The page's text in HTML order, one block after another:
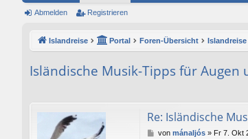
Abmelden Registrieren
Islandreise Portal Foren-Übersicht
Isländische Musik-Tipps für Augen
Re: Isländische
Bvon mánaljós» Fr 7. Okt